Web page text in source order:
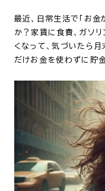
最近、日常生活で「お金
か？家賃に食費、ガソ
くなって、気づいたら
だけお金を使わずに貯